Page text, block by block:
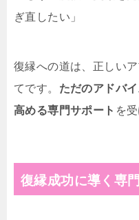
ぎ直したい」
復縁への道は、正しい
てです。 ただのアドバ
高める専門サポート を
復縁成功に導く専